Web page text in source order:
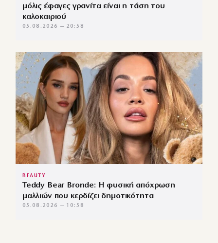
μόλις έφαγες γρανίτα είναι η τάση του
καλοκαιριού
05.08.2026 — 20:58
BEAUTY
Teddy Bear Bronde: Η φυσική απόχρωση
μαλλιών που κερδίζει δημοτικότητα
05.08.2026 — 10:58